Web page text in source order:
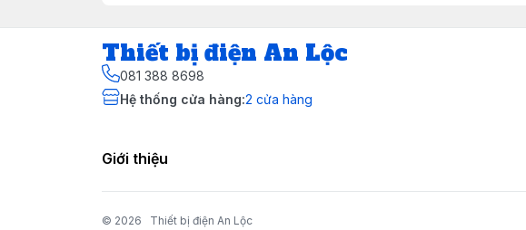
Thiết bị điện An Lộc
081 388 8698
Hệ thống cửa hàng:2 cửa hàng
Giới thiệu
© 2026 Thiết bị điện An Lộc